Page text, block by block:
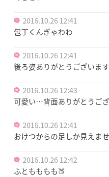
2016.10.26 12:41
包丁くんぎゃわわ
2016.10.26 12:41
後ろ姿ありがとうございます
2016.10.26 12:43
可愛い…背面ありがとうご
2016.10.26 12:41
おけつからの足しか見えま
2016.10.26 12:42
ふともももも🍑